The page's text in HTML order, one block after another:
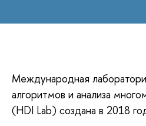
Международная
алгоритмов и анализа
(HDI Lab) создана в 2018